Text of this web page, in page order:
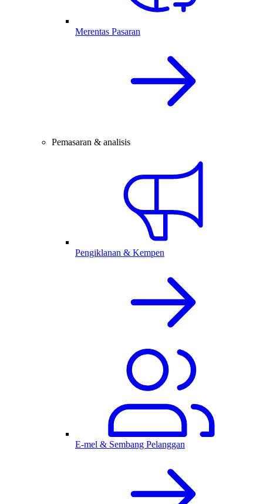
Merentas Pasaran
Pemasaran & analisis
Pengiklanan & Kempen
E-mel & Sembang Pelanggan